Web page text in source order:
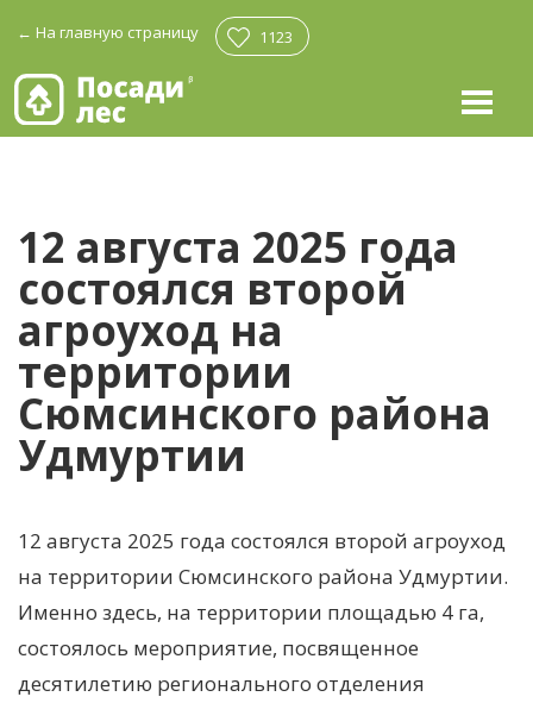
← На главную страницу 1123
12 августа 2025 года
состоялся второй
агроуход на
территории
Сюмсинского района
Удмуртии
12 августа 2025 года состоялся второй агроуход
на территории Сюмсинского района Удмуртии.
Именно здесь, на территории площадью 4 га,
состоялось мероприятие, посвященное
десятилетию регионального отделения